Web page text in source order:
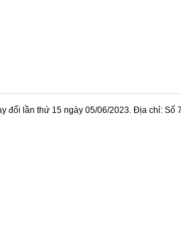
đổi lần thứ 15 ngày 05/06/2023. Địa chỉ: Số